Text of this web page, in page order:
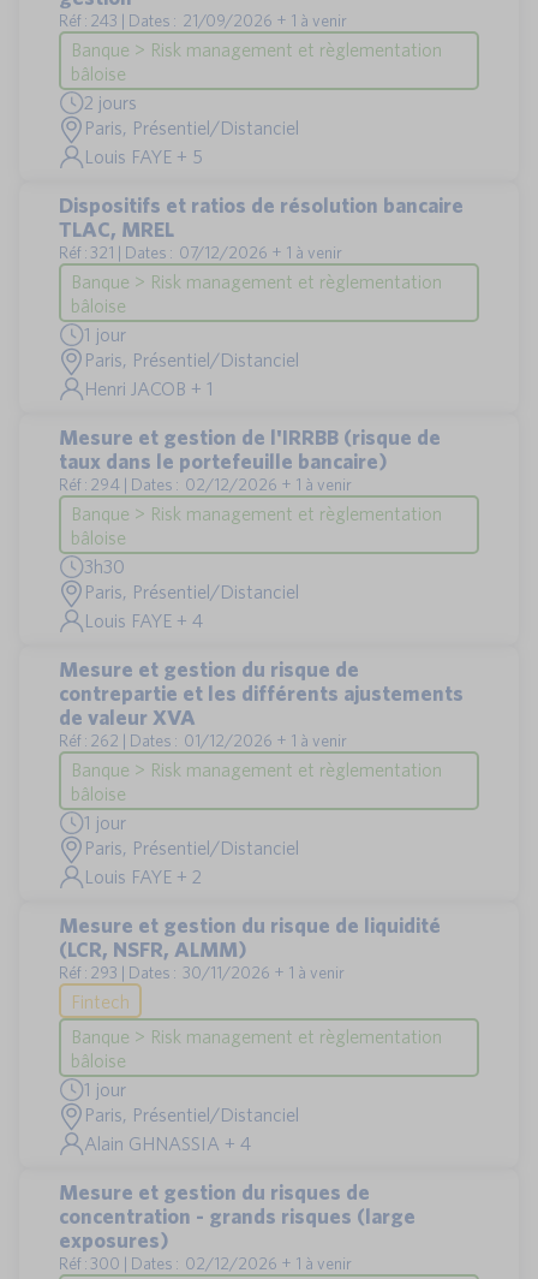
Réf : 243 | Dates : 21/09/2026 + 1 à venir
Banque > Risk management et règlementation
bâloise
2 jours
Paris, Présentiel/Distanciel
Louis FAYE + 5
Dispositifs et ratios de résolution bancaire
TLAC, MREL
Réf : 321 | Dates : 07/12/2026 + 1 à venir
Banque > Risk management et règlementation
bâloise
1 jour
Paris, Présentiel/Distanciel
Henri JACOB + 1
Mesure et gestion de l'IRRBB (risque de
taux dans le portefeuille bancaire)
Réf : 294 | Dates : 02/12/2026 + 1 à venir
Banque > Risk management et règlementation
bâloise
3h30
Paris, Présentiel/Distanciel
Louis FAYE + 4
Mesure et gestion du risque de
contrepartie et les différents ajustements
de valeur XVA
Réf : 262 | Dates : 01/12/2026 + 1 à venir
Banque > Risk management et règlementation
bâloise
1 jour
Paris, Présentiel/Distanciel
Louis FAYE + 2
Mesure et gestion du risque de liquidité
(LCR, NSFR, ALMM)
Réf : 293 | Dates : 30/11/2026 + 1 à venir
Fintech
Banque > Risk management et règlementation
bâloise
1 jour
Paris, Présentiel/Distanciel
Alain GHNASSIA + 4
Mesure et gestion du risques de
concentration - grands risques (large
exposures)
Réf : 300 | Dates : 02/12/2026 + 1 à venir